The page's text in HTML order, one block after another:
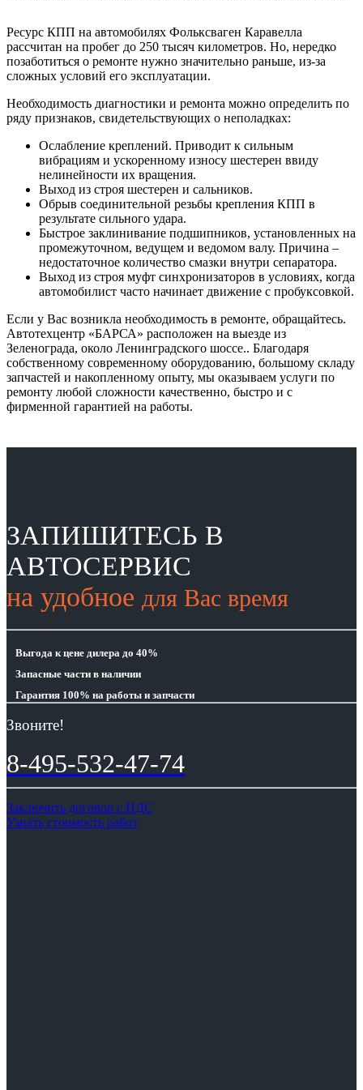
Ресурс КПП на автомобилях Фольксваген Каравелла
рассчитан на пробег до 250 тысяч километров. Но, нередко
позаботиться о ремонте нужно значительно раньше, из-за
сложных условий его эксплуатации.
Необходимость диагностики и ремонта можно определить по
ряду признаков, свидетельствующих о неполадках:
Ослабление креплений. Приводит к сильным
вибрациям и ускоренному износу шестерен ввиду
нелинейности их вращения.
Выход из строя шестерен и сальников.
Обрыв соединительной резьбы крепления КПП в
результате сильного удара.
Быстрое заклинивание подшипников, установленных на
промежуточном, ведущем и ведомом валу. Причина –
недостаточное количество смазки внутри сепаратора.
Выход из строя муфт синхронизаторов в условиях, когда
автомобилист часто начинает движение с пробуксовкой.
Если у Вас возникла необходимость в ремонте, обращайтесь.
Автотехцентр «БАРСА» расположен на выезде из
Зеленограда, около Ленинградского шоссе.. Благодаря
собственному современному оборудованию, большому складу
запчастей и накопленному опыту, мы оказываем услуги по
ремонту любой сложности качественно, быстро и с
фирменной гарантией на работы.
ЗАПИШИТЕСЬ В
АВТОСЕРВИС
на удобное для Вас время
Выгода к цене дилера до 40%
Запасные части в наличии
Гарантия 100% на работы и запчасти
Звоните!
8-495-532-47-74
Заключить договор с НДС
Узнать стоимость работ